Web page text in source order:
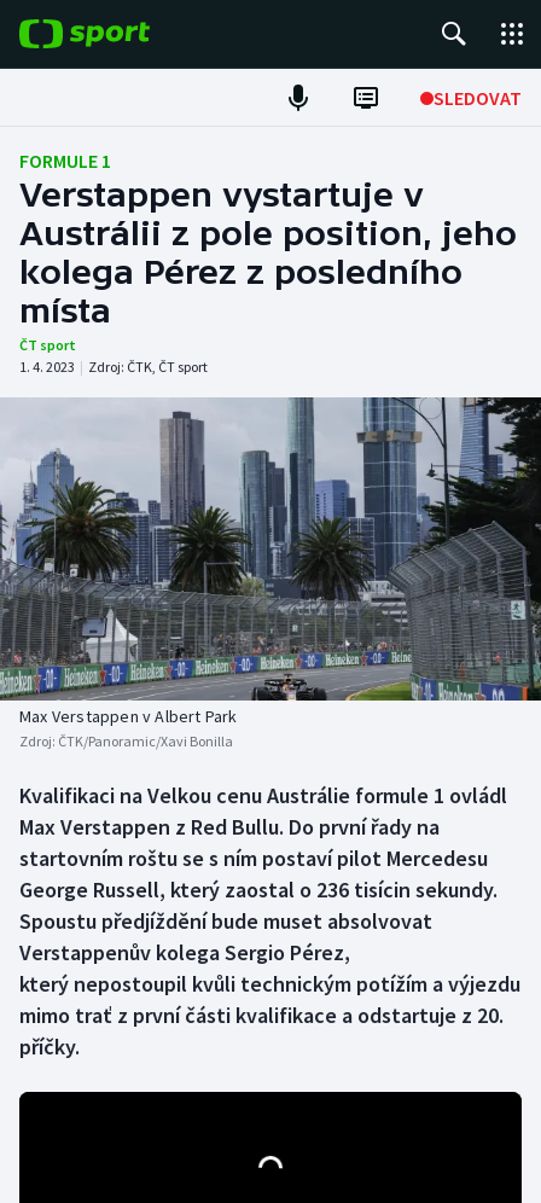
SLEDOVAT
Fotbal
Hokej
Tenis
Atletika
DALŠÍ SPORTY
Americký fotbal
Baseball a softbal
Basketbal
Biatlon
Boby a skeleton
Box
Curling
Dostihy
Florbal
Futsal
NEPŘEHLÉDNĚTE
Soutěže
Historické návraty
Aplikace ČT sport
AZ kvíz
FORMULE 1
Verstappen vystartuje v
Austrálii z pole position, jeho
kolega Pérez z posledního
místa
ČT sport
1. 4. 2023 | Zdroj: ČTK, ČT sport
Max Verstappen v Albert Park
Zdroj: ČTK/Panoramic/Xavi Bonilla
Kvalifikaci na Velkou cenu Austrálie formule 1 ovládl
Max Verstappen z Red Bullu. Do první řady na
startovním roštu se s ním postaví pilot Mercedesu
George Russell, který zaostal o 236 tisícin sekundy.
Spoustu předjíždění bude muset absolvovat
Verstappenův kolega Sergio Pérez,
který nepostoupil kvůli technickým potížím a výjezdu
mimo trať z první části kvalifikace a odstartuje z 20.
příčky.